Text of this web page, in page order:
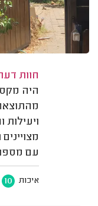
חוות
היה
ויעילות
עם
איכות 10